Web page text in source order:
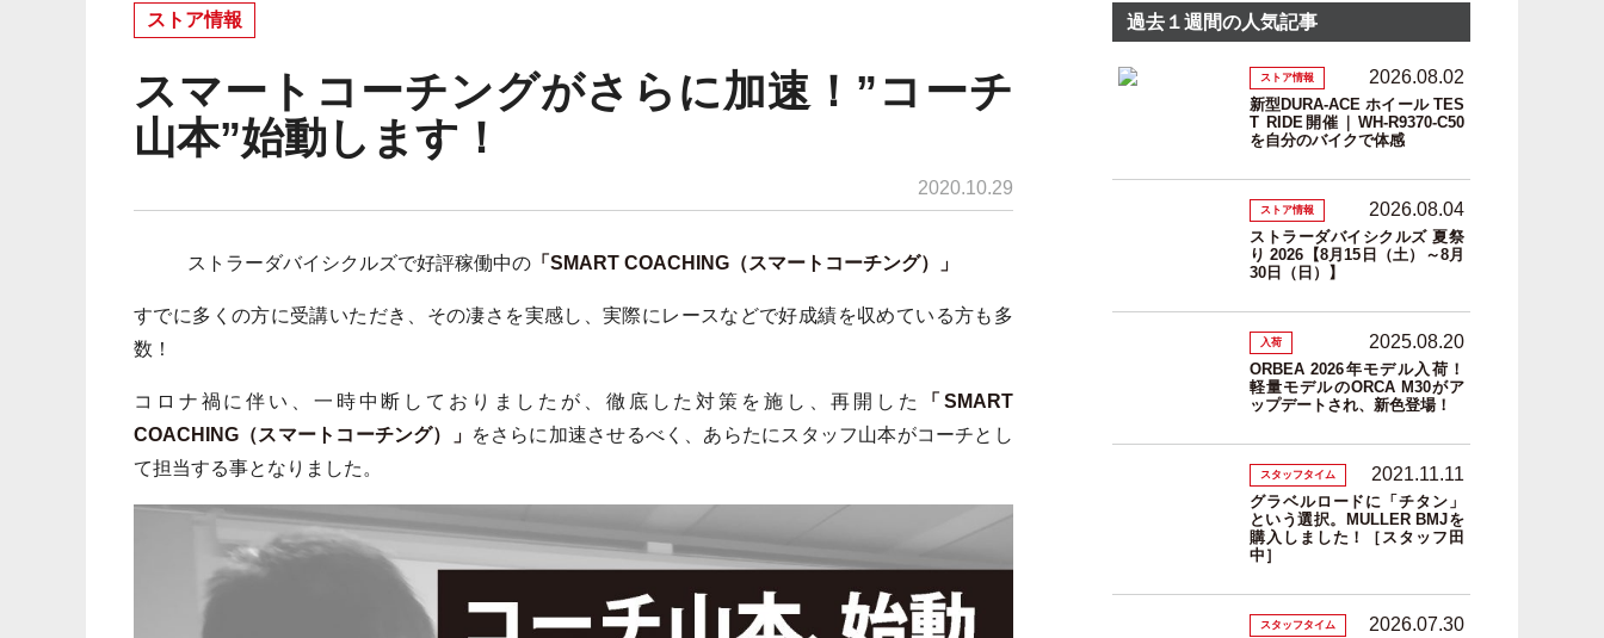
ストア情報
スマートコーチングがさらに加速！”コーチ
山本”始動します！
2020.10.29
ストラーダバイシクルズで好評稼働中の 「SMART COACHING（スマートコーチング）」
すでに多くの方に受講いただき、その凄さを実感し、実際にレースなどで好成績を収めている方も多
数！
コロナ禍に伴い、一時中断しておりましたが、徹底した対策を施し、再開した
「SMART
COACHING（スマートコーチング）」 をさらに加速させるべく、あらたにスタッフ山本がコーチとし
て担当する事となりました。
過去１週間の人気記事
ストア情報 2026.08.02
新型DURA-ACE ホイール TES
T RIDE開催｜WH-R9370-C50
を自分のバイクで体感
ストア情報 2026.08.04
ストラーダバイシクルズ 夏祭
り 2026【8月15日（土）～8月
30日（日）】
入荷 2025.08.20
ORBEA 2026年モデル入荷！
軽量モデルのORCA M30がア
ップデートされ、新色登場！
スタッフタイム 2021.11.11
グラベルロードに「チタン」
という選択。MULLER BMJを
購入しました！［スタッフ田
中］
スタッフタイム 2026.07.30